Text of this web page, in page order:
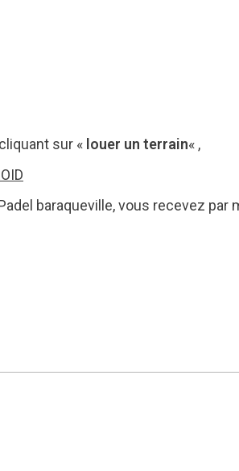
sur « louer un terrain« ,
baraqueville, vous recevez par